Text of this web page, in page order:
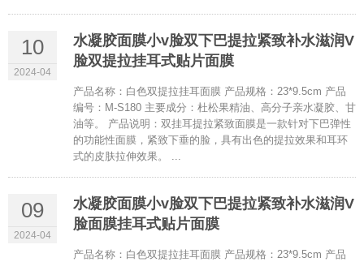
10
2024-04
水凝胶面膜小v脸双下巴提拉紧致补水滋润V
脸双提拉挂耳式贴片面膜
产品名称：白色双提拉挂耳面膜 产品规格：23*9.5cm 产品
编号：M-S180 主要成分：杜松果精油、高分子亲水凝胶、甘
油等。 产品说明：双挂耳提拉紧致面膜是一款针对下巴弹性
的功能性面膜，紧致下垂的脸，具有出色的提拉效果和耳环
式的皮肤拉伸效果。 ...
09
2024-04
水凝胶面膜小v脸双下巴提拉紧致补水滋润V
脸面膜挂耳式贴片面膜
产品名称：白色双提拉挂耳面膜 产品规格：23*9.5cm 产品